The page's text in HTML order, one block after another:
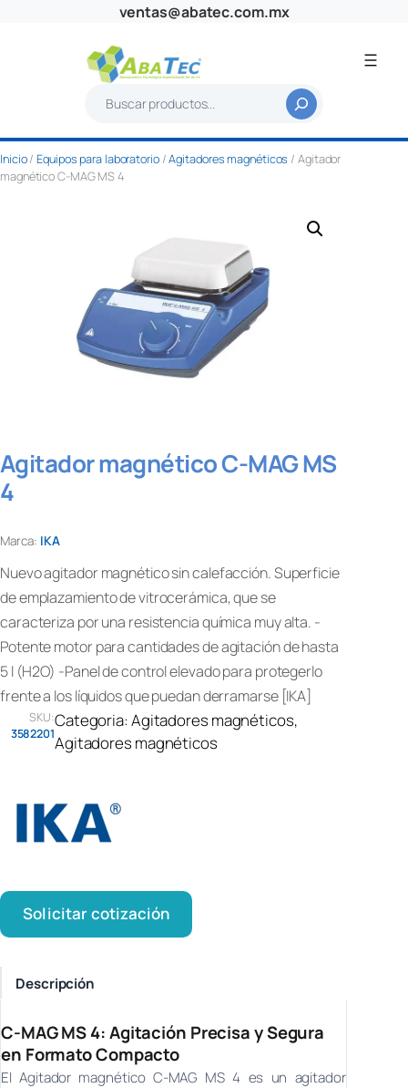
ventas@abatec.com.mx
s
c
a
Inicio/Equipos para laboratorio/Agitadores magnéticos / Agitador
magnético C-MAG MS 4
Agitador magnético C-MAG MS
4
Marca: IKA
Nuevo agitador magnético sin calefacción. Superficie
de emplazamiento de vitrocerámica, que se
caracteriza por una resistencia química muy alta. -
Potente motor para cantidades de agitación de hasta
5 l (H2O) -Panel de control elevado para protegerlo
frente a los líquidos que puedan derramarse [IKA]
SKU:
3582201
Categoria:Agitadores magnéticos
Agitadores magnéticos
Solicitar cotización
Descripción
C-MAG MS 4: Agitación Precisa y Segura
en Formato Compacto
El Agitador magnético C-MAG MS 4 es un agitador